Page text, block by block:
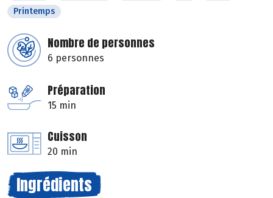
Printemps
Nombre de personnes
6 personnes
Préparation
15 min
Cuisson
20 min
Ingrédients